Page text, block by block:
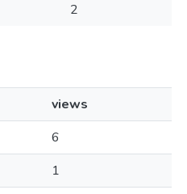
2
views
6
1